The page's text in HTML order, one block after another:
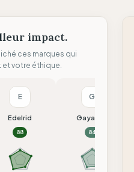
impact.
ces marques qui
votre éthique.
E
Edelrid
88
G
Gayaskin
84